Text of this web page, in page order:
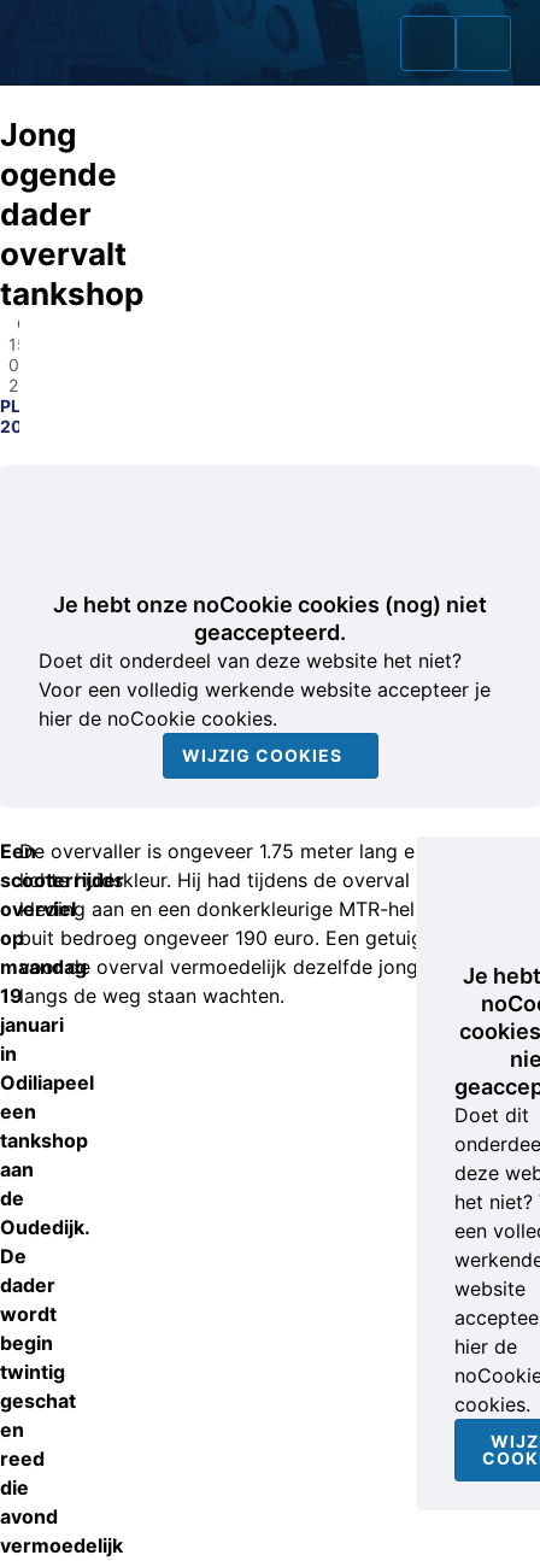
Home
Zaken
Jong
ogende
dader
overvalt
tankshop
Odiliapeel
15-
06-
2026
PL2100-
2026013764
Je hebt onze noCookie cookies (nog) niet
geaccepteerd.
Doet dit onderdeel van deze website het niet?
Voor een volledig werkende website accepteer je
hier de noCookie cookies.
WIJZIG COOKIES
Een
scooterrijder
overviel
op
maandag
19
januari
in
Odiliapeel
een
tankshop
aan
de
Oudedijk.
De
dader
wordt
begin
twintig
geschat
en
reed
die
avond
vermoedelijk
De overvaller is ongeveer 1.75 meter lang en heeft een
lichte huidskleur. Hij had tijdens de overval Nike-
kleding aan en een donkerkleurige MTR-helm op. Zijn
buit bedroeg ongeveer 190 euro. Een getuige zag ruim
voor de overval vermoedelijk dezelfde jonge man
langs de weg staan wachten.
Je
Doet dit
deze
het niet?
een
website
hier de
cookies.